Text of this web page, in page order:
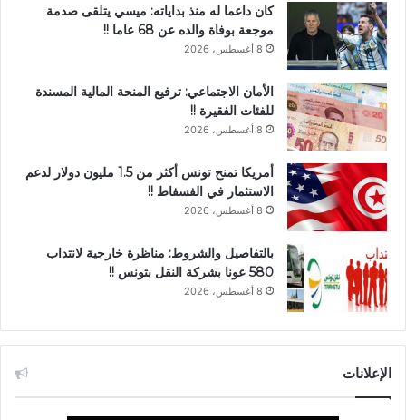
كان داعما له منذ بداياته: ميسي يتلقى صدمة
موجعة بوفاة والده عن 68 عاما !!
8 أغسطس، 2026
الأمان الاجتماعي: ترفيع المنحة المالية المسندة
للفئات الفقيرة !!
8 أغسطس، 2026
أمريكا تمنح تونس أكثر من 1.5 مليون دولار لدعم
الاستثمار في الفسفاط !!
8 أغسطس، 2026
بالتفاصيل والشروط: مناظرة خارجية لانتداب
580 عونا بشركة النقل بتونس !!
8 أغسطس، 2026
الإعلانات